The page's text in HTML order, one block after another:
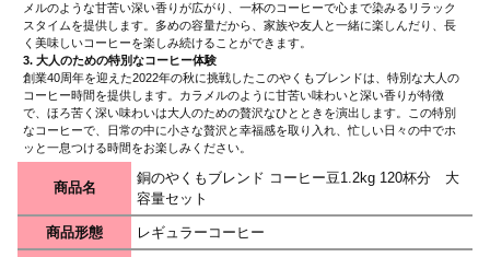
メルのような甘苦い深い香りが広がり、一杯のコーヒーで心まで染みるリラック
スタイムを提供します。多めの容量だから、家族や友人と一緒に楽しんだり、長
く美味しいコーヒーを楽しみ続けることができます。
3. 大人のための特別なコーヒー体験
創業40周年を迎えた2022年の秋に挑戦したこのやくもブレンドは、特別な大人の
コーヒー時間を提供します。カラメルのように甘苦い味わいと深い香りが特徴
で、ほろ苦く深い味わいは大人のための贅沢なひとときを演出します。この特別
なコーヒーで、日常の中に小さな贅沢と幸福感を取り入れ、忙しい日々の中でホ
ッと一息つける時間をお楽しみください。
商品名
銅のやくもブレンド コーヒー豆1.2kg 120杯分 大
容量セット
商品形態 レギュラーコーヒー